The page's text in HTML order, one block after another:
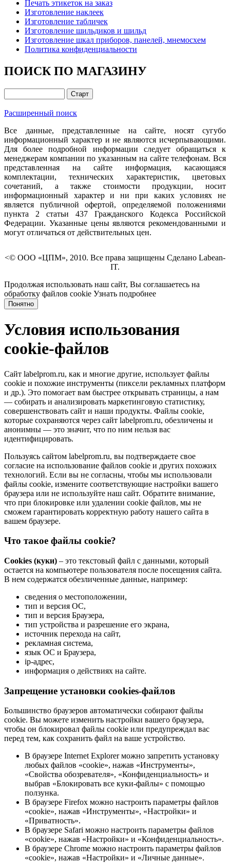
Печать этикеток на заказ
Изготовление наклеек
Изготовление табличек
Изготовление шильдиков и шильд
Изготовление шкал приборов, панелей, мнемосхем
Политика конфиденциальности
ПОИСК ПО МАГАЗИНУ
Расширенный поиск
Все данные, представленные на сайте, носят сугубо
информационный характер и не являются исчерпывающими.
Для более подробной информации следует обращаться к
менеджерам компании по указанным на сайте телефонам. Вся
представленная на сайте информация, касающаяся
комплектации, технических характеристик, цветовых
сочетаний, а также стоимости продукции, носит
информационный характер и ни при каких условиях не
является публичной офертой, определяемой положениями
пункта 2 статьи 437 Гражданского Кодекса Российской
Федерации. Указанные цены являются рекомендованными и
могут отличаться от действительных цен.
<© ООО «ЦПМ», 2010. Все права защищены Сделано Labean-
IT.
Продолжая использовать наш сайт, Вы соглашаетесь на
обработку файлов cookie Узнать подробнее
Понятно
Условия использования
cookie-файлов
Сайт labelprom.ru, как и многие другие, использует файлы
cookie и похожие инструменты (пиксели рекламных платформ
и др.). Это помогает вам быстрее открывать страницы, а нам
— собирать и анализировать маркетинговую статистику,
совершенствовать сайт и наши продукты. Файлы сookie,
которые сохраняются через сайт labelprom.ru, обезличены и
анонимны — это значит, что по ним нельзя вас
идентифицировать.
Пользуясь сайтом labelprom.ru, вы подтверждаете свое
согласие на использование файлов cookie и других похожих
технологий. Если вы не согласны, чтобы мы использовали
файлы cookie, измените соответствующие настройки вашего
браузера или не используйте наш сайт. Обратите внимание,
что при блокировке или удалении cookie файлов, мы не
сможем гарантировать корректную работу нашего сайта в
вашем браузере.
Что такое файлы cookie?
Cookies (куки) – это текстовый файл с данными, который
остается на компьютере пользователя после посещения сайта.
В нем содержатся обезличенные данные, например:
сведения о местоположении,
тип и версия ОС,
тип и версия Браузера,
тип устройства и разрешение его экрана,
источник перехода на сайт,
рекламная система,
язык ОС и Браузера,
ip-адрес,
информация о действиях на сайте.
Запрещение установки cookies-файлов
Большинство браузеров автоматически собирают файлы
cookie. Вы можете изменить настройки вашего браузера,
чтобы он блокировал файлы cookie или предупреждал вас
перед тем, как сохранить файл на ваше устройство.
В браузере Internet Explorer можно запретить установку
любых файлов «cookie», нажав «Инструменты»,
«Свойства обозревателя», «Конфиденциальность» и
выбрав «Блокировать все куки-файлы» с помощью
ползунка.
В браузере Firefox можно настроить параметры файлов
«cookie», нажав «Инструменты», «Настройки» и
«Приватность».
В браузере Safari можно настроить параметры файлов
«cookie», нажав «Настройки» и «Конфиденциальность».
В браузере Chrome можно настроить параметры файлов
«cookie», нажав «Настройки» и «Личные данные».